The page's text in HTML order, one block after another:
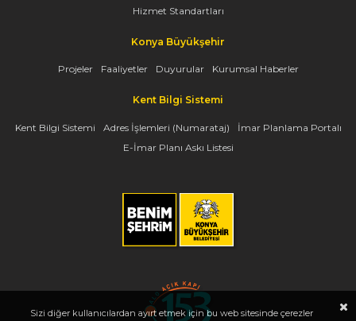
Hizmet Standartları
Konya Büyükşehir
Projeler Faaliyetler Duyurular Kurumsal Haberler
Kent Bilgi Sistemi
Kent Bilgi Sistemi Adres İşlemleri (Numarataj)
İmar Planlama Portalı
E-İmar Planı Askı Listesi
Sizi diğer kullanıcılardan ayırt etmek için bu web sitesinde çerezler